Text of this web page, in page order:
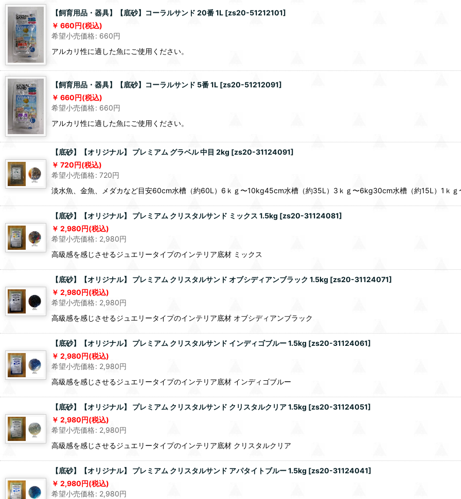
【飼育用品・器具】【底砂】コーラルサンド 20番 1L [zs20-51212101]
660円(税込)
希望小売価格: 660円
アルカリ性に適した魚にご使用ください。
【飼育用品・器具】【底砂】コーラルサンド 5番 1L [zs20-51212091]
660円(税込)
希望小売価格: 660円
アルカリ性に適した魚にご使用ください。
【底砂】【オリジナル】 プレミアム グラベル 中目 2kg [zs20-31124091]
720円(税込)
希望小売価格: 720円
淡水魚、金魚、メダカなど目安60cm水槽（約60L）6ｋｇ〜10kg45cm水槽（約35L）3ｋｇ〜6kg30cm水槽（約15L）1ｋ
【底砂】【オリジナル】 プレミアム クリスタルサンド ミックス 1.5kg [zs20-31124081]
2,980円(税込)
希望小売価格: 2,980円
高級感を感じさせるジュエリータイプのインテリア底材 ミックス
【底砂】【オリジナル】 プレミアム クリスタルサンド オブシディアンブラック 1.5kg [zs20-31124071]
2,980円(税込)
希望小売価格: 2,980円
高級感を感じさせるジュエリータイプのインテリア底材 オブシディアンブラック
【底砂】【オリジナル】 プレミアム クリスタルサンド インディゴブルー 1.5kg [zs20-31124061]
2,980円(税込)
希望小売価格: 2,980円
高級感を感じさせるジュエリータイプのインテリア底材 インディゴブルー
【底砂】【オリジナル】 プレミアム クリスタルサンド クリスタルクリア 1.5kg [zs20-31124051]
2,980円(税込)
希望小売価格: 2,980円
高級感を感じさせるジュエリータイプのインテリア底材 クリスタルクリア
【底砂】【オリジナル】 プレミアム クリスタルサンド アパタイトブルー 1.5kg [zs20-31124041]
2,980円(税込)
希望小売価格: 2,980円